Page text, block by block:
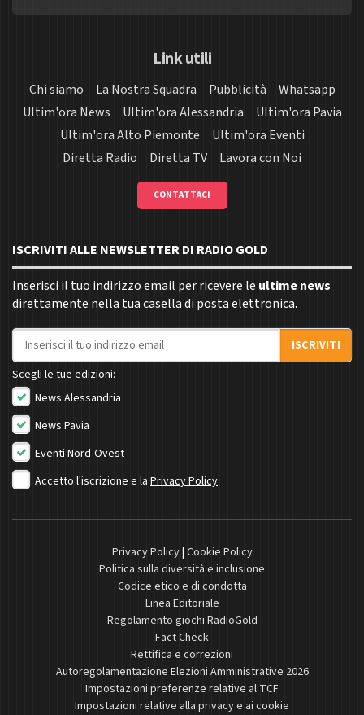
Link utili
Chi siamo La Nostra Squadra Pubblicità
Whatsapp
Ultim'ora News
Ultim'ora Alessandria
Ultim'ora Pavia
Ultim'ora Alto Piemonte
Ultim'ora Eventi
Diretta Radio
Diretta TV Lavora con Noi
CONTATTACI
ISCRIVITI ALLE NEWSLETTER DI RADIO GOLD
Inserisci il tuo indirizzo email per ricevere le ultime news
direttamente nella tua casella di posta elettronica.
Indirizzo email
ISCRIVITI
Scegli le tue edizioni:
News Alessandria
News Pavia
Eventi Nord-Ovest
Accetto l'iscrizione e la Privacy Policy
Privacy Policy| Cookie Policy
Politica sulla diversità e inclusione
Codice etico e di condotta
Linea Editoriale
Regolamento giochi RadioGold
Fact Check
Rettifica e correzioni
Autoregolamentazione Elezioni Amministrative 2026
Impostazioni preferenze relative al TCF
Impostazioni relative alla privacy e ai cookie